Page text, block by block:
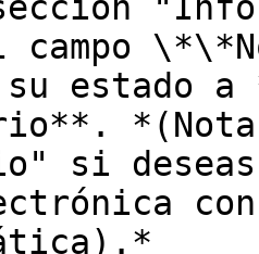
su estado
si
con